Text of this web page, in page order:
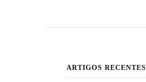
ARTIGOS RECENTES